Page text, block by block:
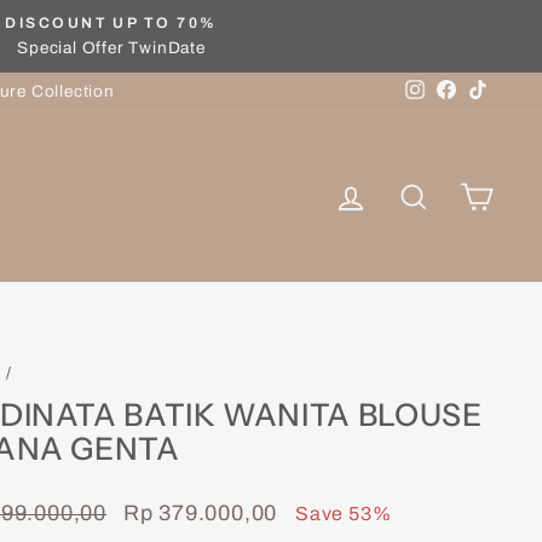
DISCOUNT UP TO 70%
Special Offer TwinDate
Collection Instagram
Facebook
Log in SearchCart
/
BATIK WANITA BLOUSE
GENTA
Sale
Rp 379.000,00 Save 53%